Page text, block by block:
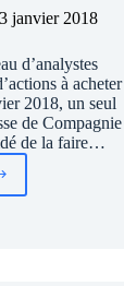
janvier 2018
d’analystes
à acheter
2018, un seul
de Compagnie
de la faire…